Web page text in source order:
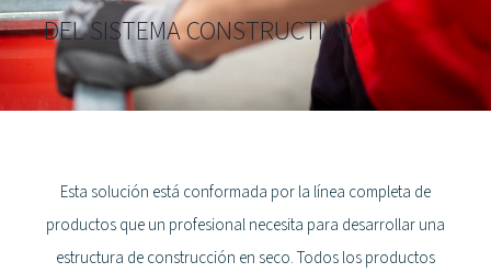
DEL SISTEMA CONSTRUCTIVO
Esta solución está conformada por la línea completa de
productos que un profesional necesita para desarrollar una
estructura de construcción en seco. Todos los productos